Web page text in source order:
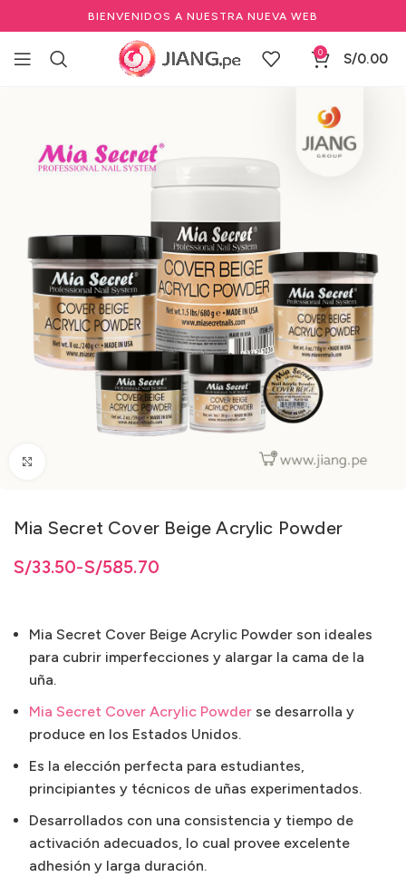
BIENVENIDOS A NUESTRA NUEVA WEB
0 S/0.00
Mia Secret Cover Beige Acrylic Powder
S/33.50-S/585.70
hasta S/585.70
hastaS/585.70
Mia Secret Cover Beige Acrylic Powder son ideales
para cubrir imperfecciones y alargar la cama de la
uña.
Mia Secret Cover Acrylic Powder se desarrolla y
produce en los Estados Unidos.
Es la elección perfecta para estudiantes,
principiantes y técnicos de uñas experimentados.
Desarrollados con una consistencia y tiempo de
activación adecuados, lo cual provee excelente
adhesión y larga duración.